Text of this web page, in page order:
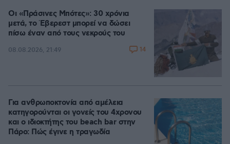
Οι «Πράσινες Μπότες»: 30 χρόνια
μετά, το Έβερεστ μπορεί να δώσει
πίσω έναν από τους νεκρούς του
08.08.2026, 21:49 14
Για ανθρωποκτονία από αμέλεια
κατηγορούνται οι γονείς του 4χρονου
και ο ιδιοκτήτης του beach bar στην
Πάρο: Πώς έγινε η τραγωδία